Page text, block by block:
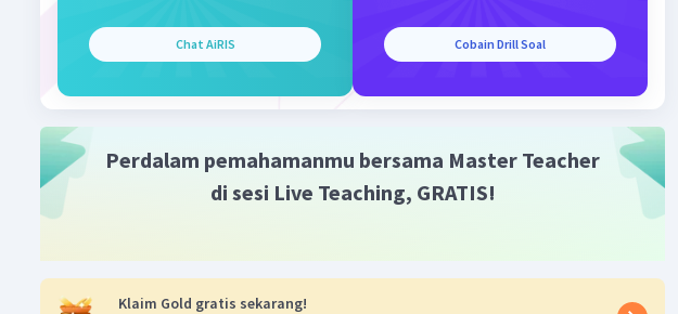
Chat AiRIS Cobain Drill Soal
Perdalam pemahamanmu bersama Master Teacher
di sesi Live Teaching, GRATIS!
Klaim Gold gratis sekarang!